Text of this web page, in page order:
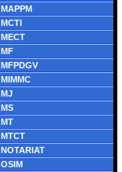
MAPPM
MCTI
MECT
MF
MFPDGV
MIMMC
MJ
MS
MT
MTCT
NOTARIAT
OSIM